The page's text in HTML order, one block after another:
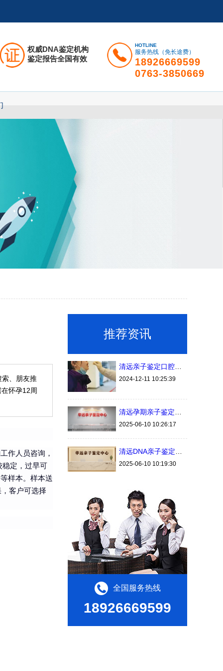
权威DNA鉴定机构
鉴定报告全国有效
HOTLINE
服务热线（免长途费）
18926669599
0763-3850669
、朋友推
怀孕12周
作人员咨询，
稳定，过早可
样本。样本送
客户可选择
推荐资讯
清远亲子鉴定口腔拭子的采集方法与样本保存时间
2024-12-11 10:25:39
清远孕期亲子鉴定今年最新办理手续费用（建议收藏）
2025-06-10 10:26:17
2025-06-10 10:19:30
全国服务热线
18926669599